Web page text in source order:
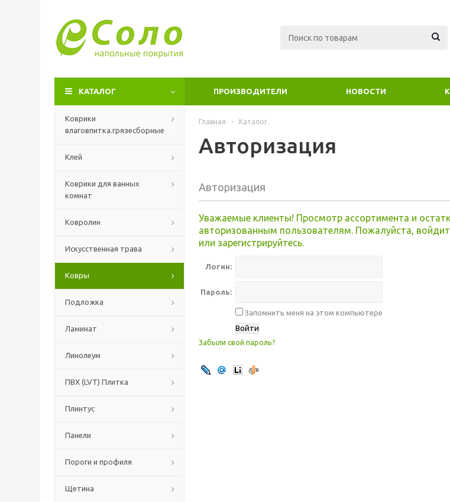
КАТАЛОГ ПРОИЗВОДИТЕЛИ НОВОСТИ
Коврики
влаговпитка.грязесборные
Клей
Коврики для ванных
комнат
Ковролин
Искусственная трава
Ковры
Подложка
Ламинат
Линолеум
ПВХ (LVT) Плитка
Плинтус
Панели
Пороги и профиля
Щетина
Главная - Каталог
Авторизация
Авторизация
Уважаемые клиенты! Просмотр ассортимента и
авторизованным пользователям. Пожалуйста,
или зарегистрируйтесь.
Логин:
Пароль:
Запомнить меня на этом компьютере
Забыли свой пароль?